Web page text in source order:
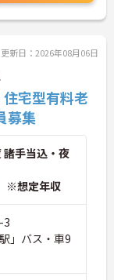
更新日：2026年08月06日
宅型有料老
募集
諸手当込・夜
想定年収
3
」バス・車9